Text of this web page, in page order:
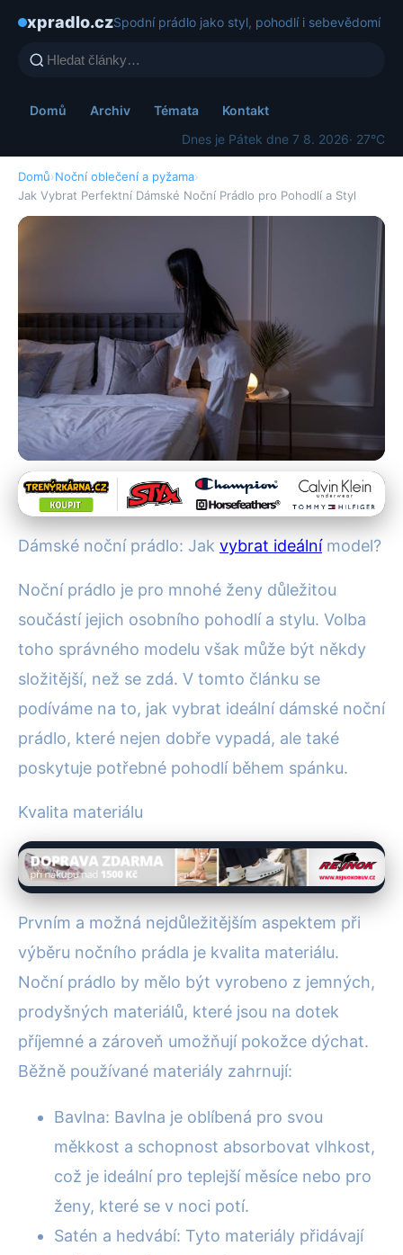
xpradlo.czSpodní prádlo jako styl, pohodlí i sebevědomí
Domů Archiv Témata
Kontakt
Dnes je Pátek dne 7 8. 2026· 27°C
Domů›Noční oblečení a pyžama›
Jak Vybrat Perfektní Dámské Noční Prádlo pro Pohodlí a Styl
Noční oblečení a pyžama
Jak Vybrat Perfektní Dámské
25. 12. 2025 · 4 min čtení · Autor: Klára Nováková
Dámské noční prádlo: Jak vybrat ideálnímodel?
Noční prádlo je pro mnohé ženy důležitou
součástí jejich osobního pohodlí a stylu. Volba
toho správného modelu však může být někdy
složitější, než se zdá. V tomto článku se
podíváme na to, jak vybrat ideální dámské noční
prádlo, které nejen dobře vypadá, ale také
poskytuje potřebné pohodlí během spánku.
Kvalita materiálu
Prvním a možná nejdůležitějším aspektem při
výběru nočního prádla je kvalita materiálu.
Noční prádlo by mělo být vyrobeno z jemných,
prodyšných materiálů, které jsou na dotek
příjemné a zároveň umožňují pokožce dýchat.
Běžně používané materiály zahrnují:
Bavlna: Bavlna je oblíbená pro svou
měkkost a schopnost absorbovat vlhkost,
což je ideální pro teplejší měsíce nebo pro
ženy, které se v noci potí.
Satén a hedvábí: Tyto materiály přidávají